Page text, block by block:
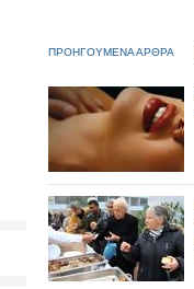
ΠΡΟΗΓΟΥΜΕΝΑ ΑΡΘΡΑ